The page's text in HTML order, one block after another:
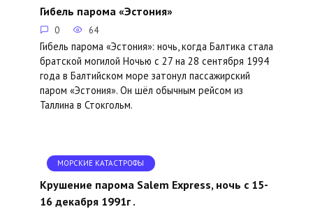
Гибель парома «Эстония»
0 64
Гибель парома «Эстония»: ночь, когда Балтика стала
братской могилой Ночью с 27 на 28 сентября 1994
года в Балтийском море затонул пассажирский
паром «Эстония». Он шёл обычным рейсом из
Таллина в Стокгольм.
МОРСКИЕ КАТАСТРОФЫ
Крушение парома Salem Express, ночь с 15-
16 декабря 1991г .